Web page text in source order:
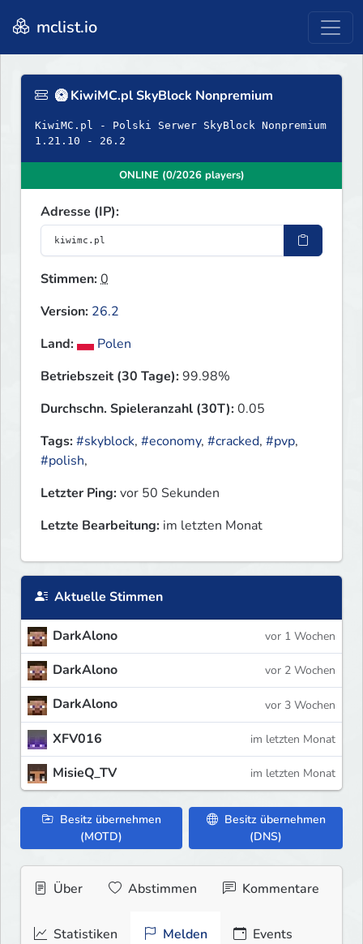
mclist.io
🥝 KiwiMC.pl SkyBlock Nonpremium
KiwiMC.pl - Polski Serwer SkyBlock Nonpremium
1.21.10 - 26.2
ONLINE (0/2026 players)
Adresse (IP):
Stimmen:0
Version: 26.2
Land:
Polen
Betriebszeit (30 Tage):99.98%
Durchschn. Spieleranzahl (30T):0.05
Tags:#skyblock, #economy, #cracked, #pvp,
#polish,
Letzter Ping:vor 50 Sekunden
Letzte Bearbeitung: im letzten Monat
Aktuelle Stimmen
DarkAlono vor 1 Wochen
DarkAlono vor 2 Wochen
DarkAlono vor 3 Wochen
XFV016 im letzten Monat
MisieQ_TV im letzten Monat
Besitz übernehmen
(MOTD)
Besitz übernehmen
(DNS)
Über Abstimmen Kommentare
Statistiken Melden Events